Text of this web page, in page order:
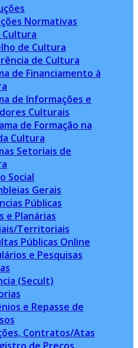
Normativas
Cultura
de Cultura
de Cultura
de Financiamento à
de Informações e
Culturais
de Formação na
Cultura
Setoriais de
Social
Gerais
Públicas
e Planárias
Territoriais
Públicas Online
e Pesquisas
(Secult)
e Repasse de
Contratos/Atas